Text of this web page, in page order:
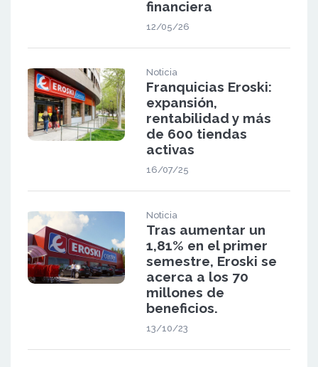
financiera
12/05/26
Noticia
Franquicias Eroski:
expansión,
rentabilidad y más
de 600 tiendas
activas
16/07/25
Noticia
Tras aumentar un
1,81% en el primer
semestre, Eroski se
acerca a los 70
millones de
beneficios.
13/10/23